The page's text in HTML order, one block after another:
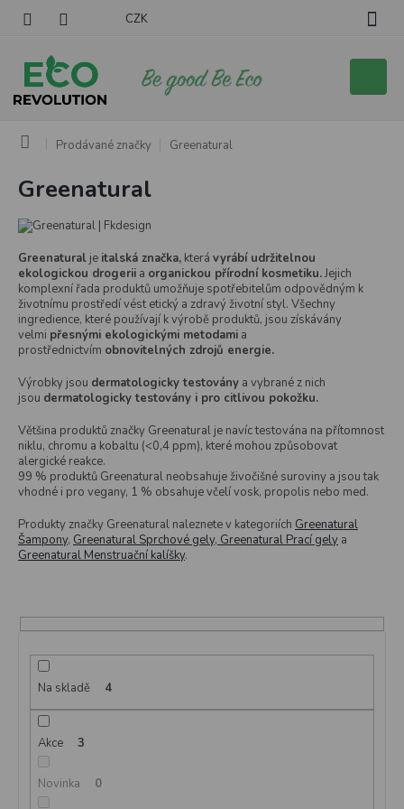
CZK
košík
Domů Prodávané značky Greenatural
Greenatural
Greenatural je italská značka, která vyrábí udržitelnou
ekologickou drogerii a organickou přírodní kosmetiku.Jejich
komplexní řada produktů umožňuje spotřebitelům odpovědným k
životnímu prostředí vést etický a zdravý životní styl. Všechny
ingredience, které používají k výrobě produktů, jsou získávány
velmi přesnými ekologickými metodami a
prostřednictvím obnovitelných zdrojů energie.
Výrobky jsou dermatologicky testovány a vybrané z nich
jsou dermatologicky testovány i pro citlivou pokožku.
Většina produktů značky Greenatural je navíc testována na přítomnost
niklu, chromu a kobaltu (<0,4 ppm), které mohou způsobovat
alergické reakce.
99 % produktů Greenatural neobsahuje živočišné suroviny a jsou tak
vhodné i pro vegany, 1 % obsahuje včelí vosk, propolis nebo med.
Produkty značky Greenatural naleznete v kategoriích Greenatural
Šampony, Greenatural Sprchové gely, Greenatural Prací gely a
Greenatural Menstruační kalíšky.
Na skladě 4
Akce 3
Novinka 0
V
p
s
p
r
o
d
k
t
ů